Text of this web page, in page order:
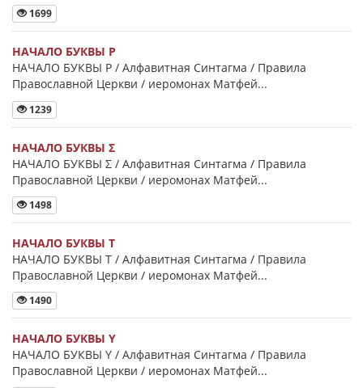
1699
НАЧАЛО БУКВЫ Ρ
НАЧАЛО БУКВЫ Ρ / Алфавитная Синтагма / Правила
Православной Церкви / иеромонах Матфей...
1239
НАЧАЛО БУКВЫ Σ
НАЧАЛО БУКВЫ Σ / Алфавитная Синтагма / Правила
Православной Церкви / иеромонах Матфей...
1498
НАЧАЛО БУКВЫ Τ
НАЧАЛО БУКВЫ Τ / Алфавитная Синтагма / Правила
Православной Церкви / иеромонах Матфей...
1490
НАЧАЛО БУКВЫ Y
НАЧАЛО БУКВЫ Y / Алфавитная Синтагма / Правила
Православной Церкви / иеромонах Матфей...